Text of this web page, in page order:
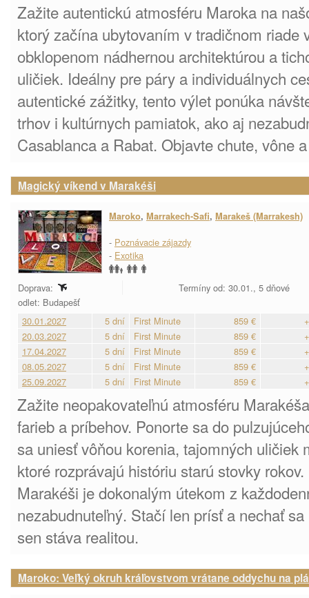
Zažite autentickú atmosféru Maroka na
ktorý začína ubytovaním v tradičnom riade
obklopenom nádhernou architektúrou a
uličiek. Ideálny pre páry a individuálnych
autentické zážitky, tento výlet ponúka
trhov i kultúrnych pamiatok, ako aj
Casablanca a Rabat. Objavte chute, vône
Magický víkend v Marakéši
Maroko, Marrakech-Safi, Marakeš (Marrakesh)
- Poznávacie zájazdy
- Exotika
Doprava:
Termíny od: 30.01., 5 dňové
odlet: Budapešť
30.01.2027
5 dní First Minute 859 €
20.03.2027
5 dní First Minute 859 €
17.04.2027
5 dní First Minute 859 €
08.05.2027
5 dní First Minute 859 €
25.09.2027
5 dní First Minute 859 €
Zažite neopakovateľnú atmosféru
farieb a príbehov. Ponorte sa do
sa uniesť vôňou korenia, tajomných uličiek
ktoré rozprávajú históriu starú stovky
Marakéši je dokonalým útekom z
nezabudnuteľný. Stačí len prísť a nechať
sen stáva realitou.
Maroko: Veľký okruh kráľovstvom vrátane oddychu na